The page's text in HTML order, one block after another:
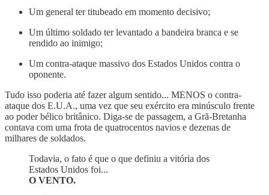
Um general ter titubeado em momento decisivo;
Um último soldado ter levantado a bandeira branca e se
rendido ao inimigo;
Um contra-ataque massivo dos Estados Unidos contra o
oponente.
Tudo isso poderia até fazer algum sentido... MENOS o contra-
ataque dos E.U.A., uma vez que seu exército era minúsculo frente
ao poder bélico britânico. Diga-se de passagem, a Grã-Bretanha
contava com uma frota de quatrocentos navios e dezenas de
milhares de soldados.
Todavia, o fato é que o que definiu a vitória dos
Estados Unidos foi...
O VENTO.